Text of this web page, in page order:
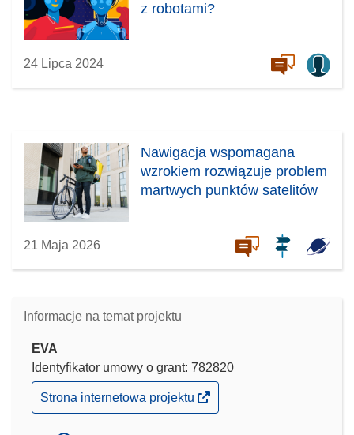
z robotami?
24 Lipca 2024
Nawigacja wspomagana
wzrokiem rozwiązuje problem
martwych punktów satelitów
21 Maja 2026
Informacje na temat projektu
EVA
Identyfikator umowy o grant: 782820
(odnośnik
otworzy
Strona internetowa projektu